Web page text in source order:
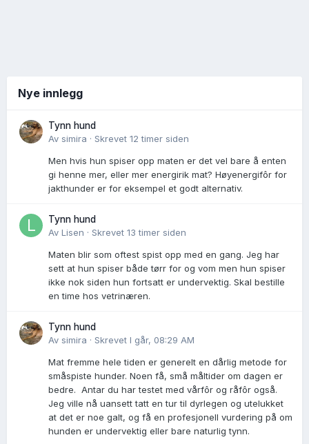
Nye innlegg
Tynn hund
Av simira · Skrevet 12 timer siden
Men hvis hun spiser opp maten er det vel bare å enten
gi henne mer, eller mer energirik mat? Høyenergifôr for
jakthunder er for eksempel et godt alternativ.
Tynn hund
Av Lisen · Skrevet 13 timer siden
Maten blir som oftest spist opp med en gang. Jeg har
sett at hun spiser både tørr for og vom men hun spiser
ikke nok siden hun fortsatt er undervektig. Skal bestille
en time hos vetrinæren.
Tynn hund
Av simira · Skrevet I går, 08:29 AM
Mat fremme hele tiden er generelt en dårlig metode for
småspiste hunder. Noen få, små måltider om dagen er
bedre. Antar du har testet med vårfôr og råfôr også.
Jeg ville nå uansett tatt en tur til dyrlegen og utelukket
at det er noe galt, og få en profesjonell vurdering på om
hunden er undervektig eller bare naturlig tynn.